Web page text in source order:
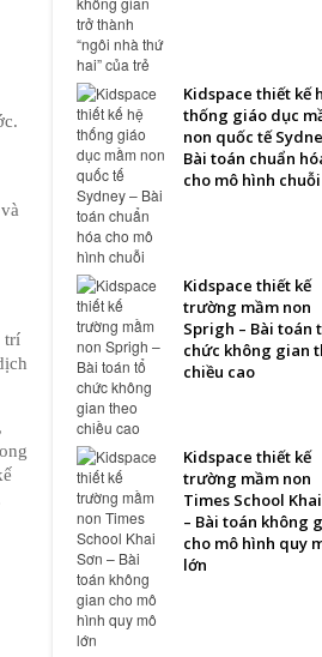
trí
Kidspace thiết kế
thống giáo dục
non quốc tế
Bài toán chuẩn
cho mô hình chuỗi
Kidspace thiết kế
trường mầm non
Sprigh – Bài toán
chức không gian
chiều cao
Kidspace thiết kế
trường mầm non
Times School
– Bài toán không
cho mô hình quy
lớn